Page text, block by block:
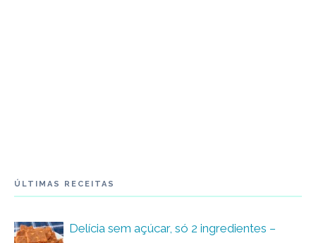
ÚLTIMAS RECEITAS
Delícia sem açúcar, só 2 ingredientes –